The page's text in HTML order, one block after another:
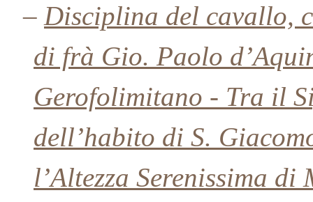
– Disciplina del cavallo,
di frà Gio. Paolo
Gerofolimitano - Tra il
dell’habito di S.
l’Altezza Serenissima di